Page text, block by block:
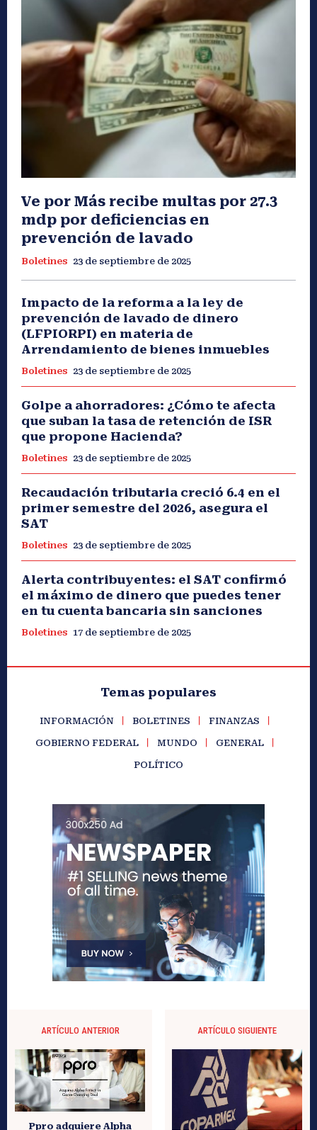
Ve por Más recibe multas por 27.3
mdp por deficiencias en
prevención de lavado
Boletines 23 de septiembre de 2025
Impacto de la reforma a la ley de
prevención de lavado de dinero
(LFPIORPI) en materia de
Arrendamiento de bienes inmuebles
Boletines 23 de septiembre de 2025
Golpe a ahorradores: ¿Cómo te afecta
que suban la tasa de retención de ISR
que propone Hacienda?
Boletines 23 de septiembre de 2025
Recaudación tributaria creció 6.4 en el
primer semestre del 2026, asegura el
SAT
Boletines 23 de septiembre de 2025
Alerta contribuyentes: el SAT confirmó
el máximo de dinero que puedes tener
en tu cuenta bancaria sin sanciones
Boletines 17 de septiembre de 2025
Temas populares
INFORMACIÓN BOLETINES FINANZAS
GOBIERNO FEDERAL MUNDO GENERAL
POLÍTICO
ARTÍCULO ANTERIOR
Ppro adquiere Alpha
ARTÍCULO SIGUIENTE